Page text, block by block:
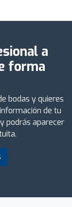
a
forma
bodas y quieres
de tu
podrás aparecer